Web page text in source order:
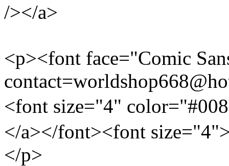
/></a>
<p><font face="Comic
<font size="4"
</a></font><font
</p>